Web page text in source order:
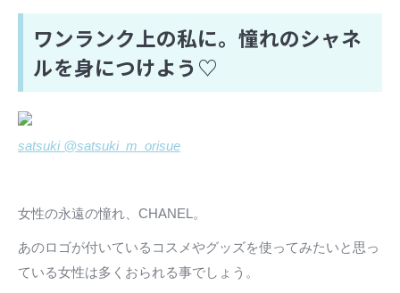
ワンランク上の私に。憧れのシャネ
ルを身につけよう♡
satsuki @satsuki_m_orisue
女性の永遠の憧れ、CHANEL。
あのロゴが付いているコスメやグッズを使ってみたいと思っ
ている女性は多くおられる事でしょう。